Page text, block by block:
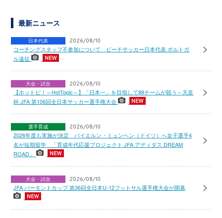
最新ニュース
日本代表 2026/08/10
コーチングスタッフ不参加について ビーチサッカー日本代表 ポルトガ
ル遠征
大会・試合 2026/08/10
【ホットピ！～HotTopic～】「日本一」を目指して88チームが競う～天皇
杯 JFA 第106回全日本サッカー選手権大会
選手育成 2026/08/10
2026年度も実施が決定 バイエルン・ミュンヘン（ドイツ）へ女子選手4
名が短期留学 「育成年代応援プロジェクト JFA アディダス DREAM
ROAD」
大会・試合 2026/08/10
JFA バーモントカップ 第36回全日本U-12フットサル選手権大会が開幕